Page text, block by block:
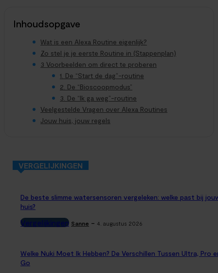
Inhoudsopgave
Wat is een Alexa Routine eigenlijk?
Zo stel je je eerste Routine in (Stappenplan)
3 Voorbeelden om direct te proberen
1. De “Start de dag”-routine
2. De “Bioscoopmodus”
3. De “Ik ga weg”-routine
Veelgestelde Vragen over Alexa Routines
Jouw huis, jouw regels
VERGELIJKINGEN
De beste slimme watersensoren vergeleken: welke past bij
huis?
Vergelijkingen Sanne - 4. augustus 2026
Welke Nuki Moet Ik Hebben? De Verschillen Tussen Ultra, Pro
Go